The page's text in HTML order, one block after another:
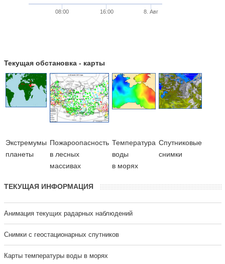
08:00 16:00 8. Авг
Текущая обстановка - карты
Экстремумы
планеты
Пожароопасность
в лесных
массивах
Температура
воды
в морях
Cпутниковые
снимки
ТЕКУЩАЯ ИНФОРМАЦИЯ
Анимация текущих радарных наблюдений
Cнимки с геостационарных спутников
Карты температуры воды в морях